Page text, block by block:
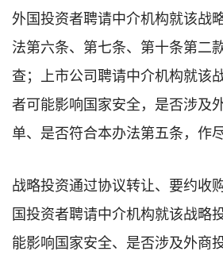
外国投资者聘请中介机构就该战
法第六条、第七条、第十条第二
查；上市公司聘请中介机构就该
者可能影响国家安全，是否涉及
单、是否符合本办法第五条，作
战略投资通过协议转让、要约收
国投资者聘请中介机构就该战略
能影响国家安全、是否涉及外商